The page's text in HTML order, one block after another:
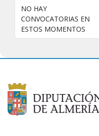
NO HAY
CONVOCATORIAS EN
ESTOS MOMENTOS